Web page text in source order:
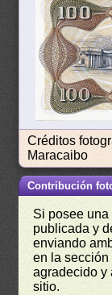
Créditos
Maracaibo
Contribución
Si posee una
publicada y
enviando
en la
agradecido y
sitio.